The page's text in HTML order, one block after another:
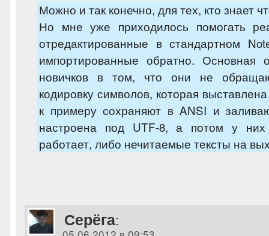
Можно и так конечно, для тех, кто знает
Но мне уже приходилось помогать
отредактированные в стандартном
импортированные обратно. Основная
новичков в том, что они не
кодировку символов, которая
к примеру сохраняют в ANSI и
настроена под UTF-8, а потом у
работает, либо нечитаемые тексты на
Серёга: